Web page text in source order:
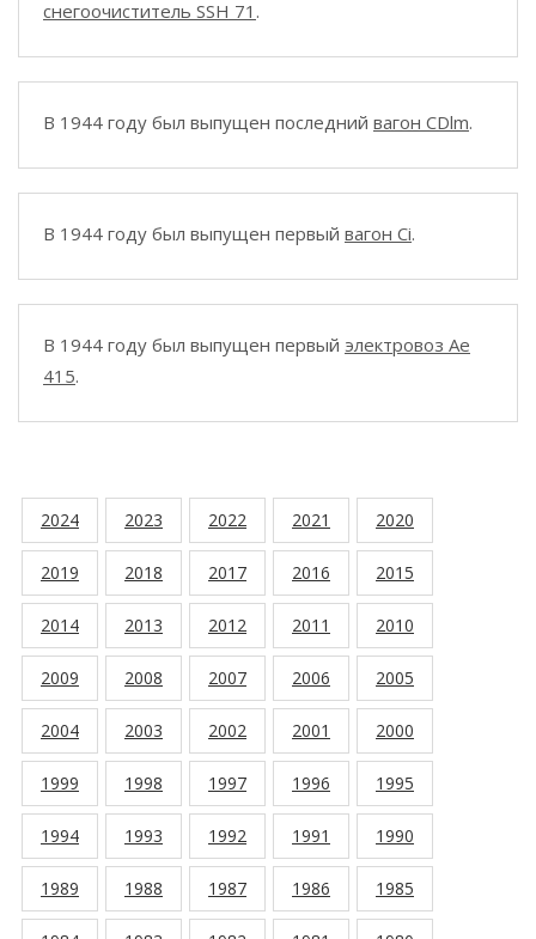
снегоочиститель SSH 71 .
В 1944 году был выпущен последний вагон CDlm.
В 1944 году был выпущен первый вагон Ci.
В 1944 году был выпущен первый электровоз Ae
415.
2024 2023 2022 2021 2020
2019 2018 2017 2016 2015
2014 2013 2012 2011 2010
2009 2008 2007 2006 2005
2004 2003 2002 2001 2000
1999 1998 1997 1996 1995
1994 1993 1992 1991 1990
1989 1988 1987 1986 1985